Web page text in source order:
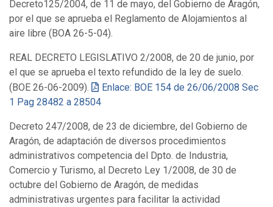
Decreto125/2004, de 11 de mayo, del Gobierno de Aragón,
por el que se aprueba el Reglamento de Alojamientos al
aire libre (BOA 26-5-04).
REAL DECRETO LEGISLATIVO 2/2008, de 20 de junio, por
el que se aprueba el texto refundido de la ley de suelo.
(BOE 26-06-2009).
Enlace: BOE 154 de 26/06/2008 Sec
1 Pag 28482 a 28504
Decreto 247/2008, de 23 de diciembre, del Gobierno de
Aragón, de adaptación de diversos procedimientos
administrativos competencia del Dpto. de Industria,
Comercio y Turismo, al Decreto Ley 1/2008, de 30 de
octubre del Gobierno de Aragón, de medidas
administrativas urgentes para facilitar la actividad